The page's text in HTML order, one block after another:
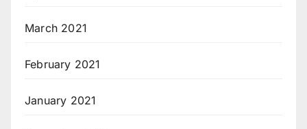
March 2021
February 2021
January 2021